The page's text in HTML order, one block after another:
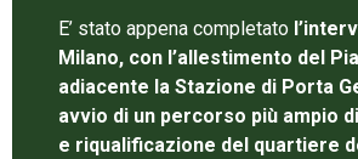
E’ stato appena completato
Milano, con l’allestimento del
adiacente la Stazione di Porta
avvio di un percorso più ampio
e riqualificazione del quartiere